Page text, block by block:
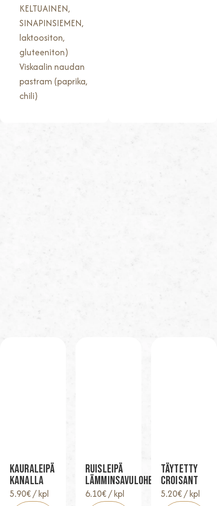
KELTUAINEN,
SINAPINSIEMEN,
laktoositon,
gluteeniton)
Viskaalin naudan
pastram (paprika,
chili)
Kauraleipä
Kanalla
5.90€/ kpl
Ruisleipä
Lämminsavulohella
6.10€/ kpl
Täytetty
Croisant
5.20€/ kpl